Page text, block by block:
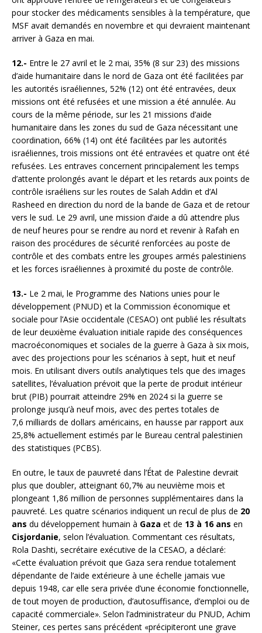
pour stocker des médicaments sensibles à la température, que
MSF avait demandés en novembre et qui devraient maintenant
arriver à Gaza en mai.
12.- Entre le 27 avril et le 2 mai, 35% (8 sur 23) des missions
d’aide humanitaire dans le nord de Gaza ont été facilitées par
les autorités israéliennes, 52% (12) ont été entravées, deux
missions ont été refusées et une mission a été annulée. Au
cours de la même période, sur les 21 missions d’aide
humanitaire dans les zones du sud de Gaza nécessitant une
coordination, 66% (14) ont été facilitées par les autorités
israéliennes, trois missions ont été entravées et quatre ont été
refusées. Les entraves concernent principalement les temps
d’attente prolongés avant le départ et les retards aux points de
contrôle israéliens sur les routes de Salah Addin et d’Al
Rasheed en direction du nord de la bande de Gaza et de retour
vers le sud. Le 29 avril, une mission d’aide a dû attendre plus
de neuf heures pour se rendre au nord et revenir à Rafah en
raison des procédures de sécurité renforcées au poste de
contrôle et des combats entre les groupes armés palestiniens
et les forces israéliennes à proximité du poste de contrôle.
13.- Le 2 mai, le Programme des Nations unies pour le
développement (PNUD) et la Commission économique et
sociale pour l’Asie occidentale (CESAO) ont publié les résultats
de leur deuxième évaluation initiale rapide des conséquences
macroéconomiques et sociales de la guerre à Gaza à six mois,
avec des projections pour les scénarios à sept, huit et neuf
mois. En utilisant divers outils analytiques tels que des images
satellites, l’évaluation prévoit que la perte de produit intérieur
brut (PIB) pourrait atteindre 29% en 2024 si la guerre se
prolonge jusqu’à neuf mois, avec des pertes totales de
7,6 milliards de dollars américains, en hausse par rapport aux
25,8% actuellement estimés par le Bureau central palestinien
des statistiques (PCBS).
En outre, le taux de pauvreté dans l’État de Palestine devrait
plus que doubler, atteignant 60,7% au neuvième mois et
plongeant 1,86 million de personnes supplémentaires dans la
pauvreté. Les quatre scénarios indiquent un recul de plus de 20
ans du développement humain à Gaza et de 13 à 16 ans en
Cisjordanie, selon l’évaluation. Commentant ces résultats,
Rola Dashti, secrétaire exécutive de la CESAO, a déclaré:
«Cette évaluation prévoit que Gaza sera rendue totalement
dépendante de l’aide extérieure à une échelle jamais vue
depuis 1948, car elle sera privée d’une économie fonctionnelle,
de tout moyen de production, d’autosuffisance, d’emploi ou de
capacité commerciale». Selon l’administrateur du PNUD, Achim
Steiner, ces pertes sans précédent «précipiteront une grave